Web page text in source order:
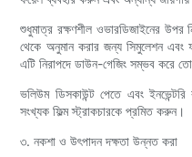
শুধুমাত্র রক্ষণশীল ওভারডিজাইনের উপর
থেকে অনুমান করার জন্য সিমুলেশন এবং
এটি নিরাপদে ডাউন-গেজিং সম্ভব করে
ভলিউম ডিসকাউন্ট পেতে এবং
সংখ্যক ফিল্ম স্ট্রাকচারকে প্রমিত করুন।
৩. নকশা ও উৎপাদন দক্ষতা উন্নত করা